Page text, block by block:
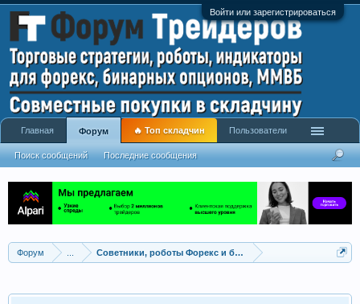
Войти или зарегистрироваться
Форум Советники, роботы Форекс и бинарных опционов
Главная Форум
Поиск сообщений Последние сообщения
🔥 Топ складчин Пользователи